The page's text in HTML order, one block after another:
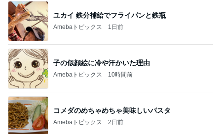
ユカイ 鉄分補給でフライパンと鉄瓶
Amebaトピックス 1日前
子の似顔絵に冷や汗かいた理由
Amebaトピックス 10時間前
コメダのめちゃめちゃ美味しいパスタ
Amebaトピックス 2日前